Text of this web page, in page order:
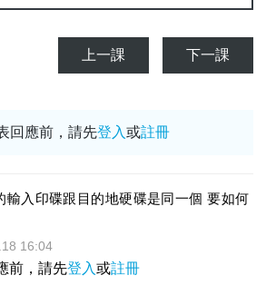
上一課 下一課
回應前，請先登入或註冊
輸入印碟跟目的地硬碟是同一個 要如何
16:04
前，請先登入或註冊